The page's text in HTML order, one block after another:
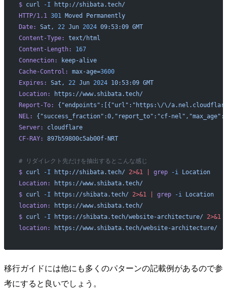
$ curl -I http://shibata.tech/
HTTP/1.1 301 Moved
Permanently
Date:
Sat, 22 Jun 2024 09:53:09 GMT
Content-Type:
text/html
Content-Length:
167
Connection:
keep-alive
Cache-Control:
max-age=3600
Expires:
Sat, 22 Jun 2024 10:53:09 GMT
Location:
https://www.shibata.tech/
Report-To:
{"endpoints":[{"url":"https:\/\/
NEL:
{"success_fraction":0,"report_to":"cf-
Server:
cloudflare
CF-RAY:
897b59800c5ab00f-NRT
# リダイレクト先だけを抽出するとこんな感じ
$ curl -I http://shibata.tech/ 2>&1 | grep -i Location
Location:
https://www.shibata.tech/
$ curl -I https://shibata.tech/ 2>&1 | grep -i Location
location:
https://www.shibata.tech/
$ curl -I https://shibata.tech/website-architecture/ 2>&1
location:
https://www.shibata.tech/website-architecture/
移行ガイドには他にも多くのパターンの記載例があるので参
考にすると良いでしょう。